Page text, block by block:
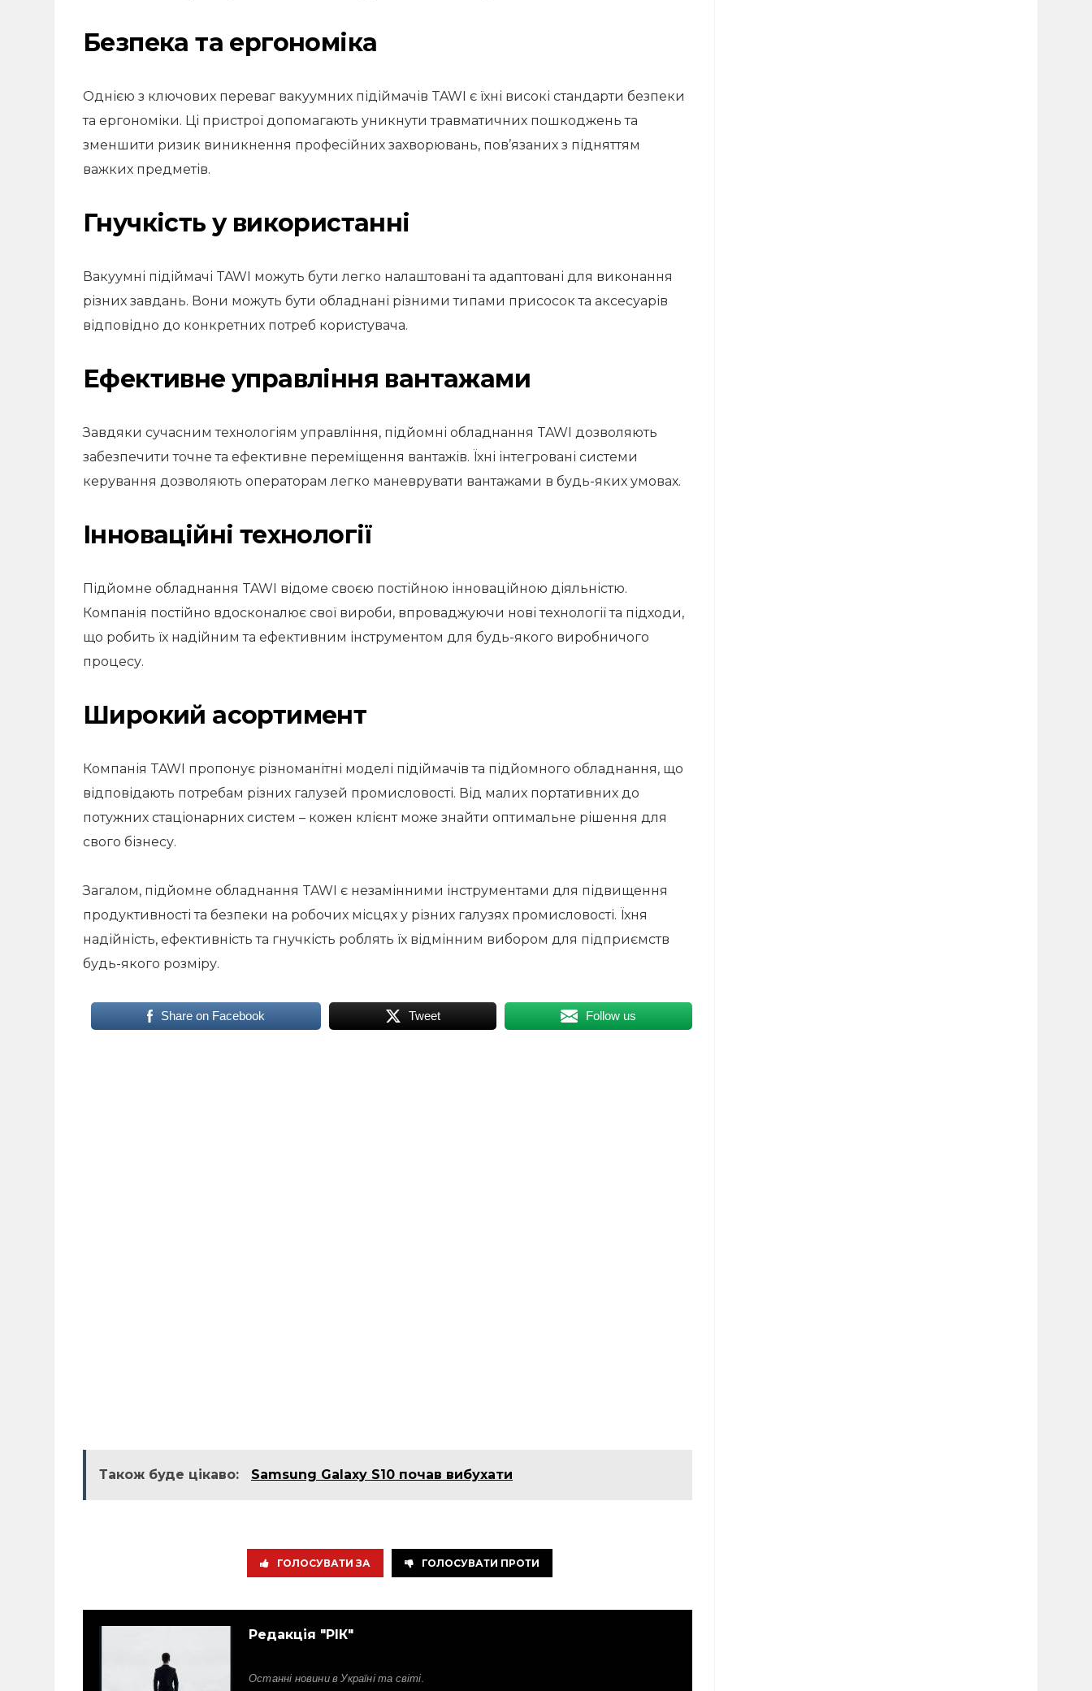
Безпека та ергономіка
Однією з ключових переваг вакуумних підіймачів TAWI є їхні високі стандарти безпеки
та ергономіки. Ці пристрої допомагають уникнути травматичних пошкоджень та
зменшити ризик виникнення професійних захворювань, пов’язаних з підняттям
важких предметів.
Гнучкість у використанні
Вакуумні підіймачі TAWI можуть бути легко налаштовані та адаптовані для виконання
різних завдань. Вони можуть бути обладнані різними типами присосок та аксесуарів
відповідно до конкретних потреб користувача.
Ефективне управління вантажами
Завдяки сучасним технологіям управління, підйомні обладнання TAWI дозволяють
забезпечити точне та ефективне переміщення вантажів. Їхні інтегровані системи
керування дозволяють операторам легко маневрувати вантажами в будь-яких умовах.
Інноваційні технології
Підйомне обладнання TAWI відоме своєю постійною інноваційною діяльністю.
Компанія постійно вдосконалює свої вироби, впроваджуючи нові технології та підходи,
що робить їх надійним та ефективним інструментом для будь-якого виробничого
процесу.
Широкий асортимент
Компанія TAWI пропонує різноманітні моделі підіймачів та підйомного обладнання, що
відповідають потребам різних галузей промисловості. Від малих портативних до
потужних стаціонарних систем – кожен клієнт може знайти оптимальне рішення для
свого бізнесу.
Загалом, підйомне обладнання TAWI є незамінними інструментами для підвищення
продуктивності та безпеки на робочих місцях у різних галузях промисловості. Їхня
надійність, ефективність та гнучкість роблять їх відмінним вибором для підприємств
будь-якого розміру.
Share on Facebook Tweet Follow us
Також буде цікаво: Samsung Galaxy S10 почав вибухати
ГОЛОСУВАТИ ЗА ГОЛОСУВАТИ ПРОТИ
Редакція "РІК"
Останні новини в Україні та світі.